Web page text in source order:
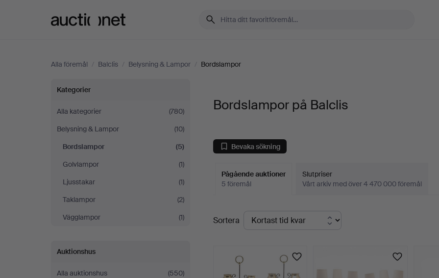
Alla föremål / Balclis / Belysning & Lampor / Bordslampor
Bordslampor
på
Balclis
Kategorier
Alla kategorier
(780)
Belysning & Lampor
(10)
Bordslampor
(5)
Golvlampor
(1)
Ljusstakar
(1)
Taklampor
(2)
Vägglampor
(1)
Auktionshus
Alla auktionshus
(550)
Bordslampor på Balclis
Bevaka sökning
Pågående auktioner
5 föremål
Slutpriser
Vårt arkiv med över 4 470 000 föremål
Pågående
auktioner
Sortera